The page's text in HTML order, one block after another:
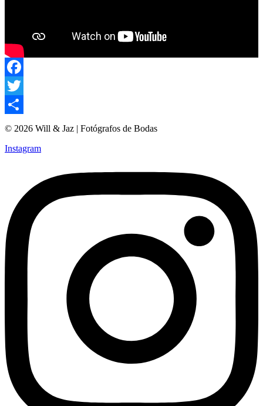
Facebook
Twitter
Compartir
© 2026 Will & Jaz | Fotógrafos de Bodas
Instagram